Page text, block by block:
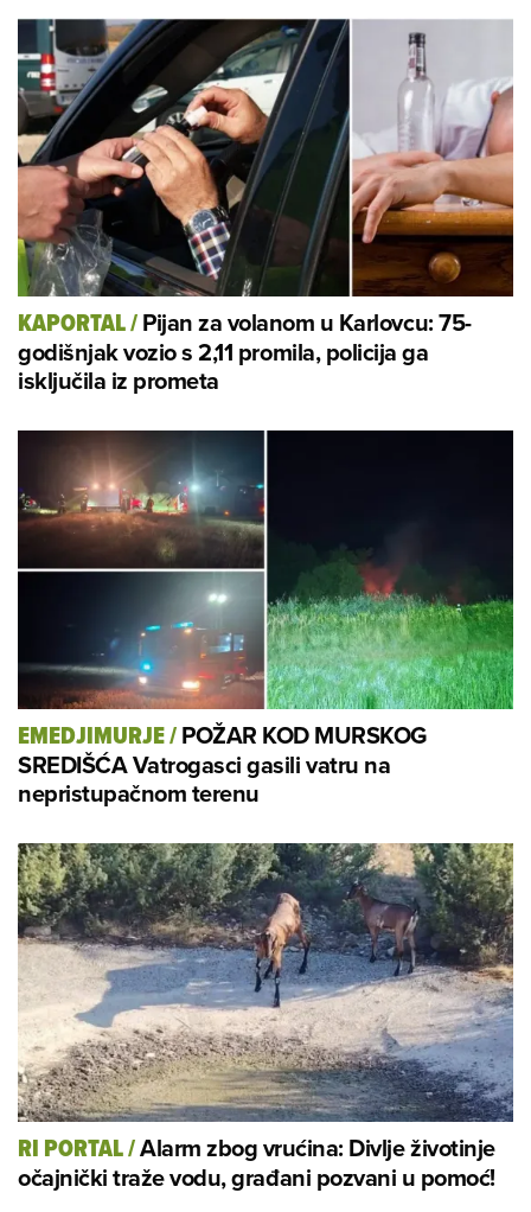
KAPORTAL/Pijan za volanom u Karlovcu: 75-
godišnjak vozio s 2,11 promila, policija ga
isključila iz prometa
EMEDJIMURJE/POŽAR KOD MURSKOG
SREDIŠĆA Vatrogasci gasili vatru na
nepristupačnom terenu
RI PORTAL/Alarm zbog vrućina: Divlje životinje
očajnički traže vodu, građani pozvani u pomoć!